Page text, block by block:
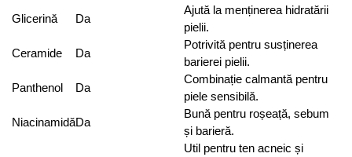
Glicerină
Da
Ajută la menținerea hidratării
pielii.
Ceramide
Da
Potrivită pentru susținerea
barierei pielii.
Panthenol
Da
Combinație calmantă pentru
piele sensibilă.
NiacinamidăDa
Bună pentru roșeață, sebum
și barieră.
Util pentru ten acneic și